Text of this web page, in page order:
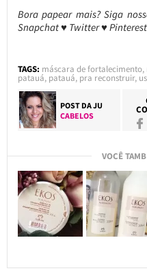
Bora papear mais? Siga
Snapchat ♥ Twitter ♥
TAGS: máscara de fortalecimento,
patauá, patauá, pra reconstruir,
POST DAJU
CABELOS
VOCÊ